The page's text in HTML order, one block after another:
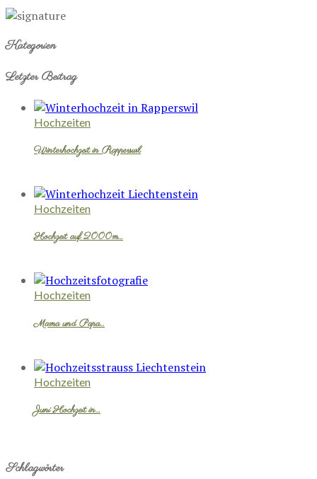
Kategorien
Letzter Beitrag
Hochzeiten
Winterhochzeit in Rapperswil
Hochzeiten
Hochzeit auf 2000m…
Hochzeiten
Mama und Papa…
Hochzeiten
Juni Hochzeit in…
Schlagwörter